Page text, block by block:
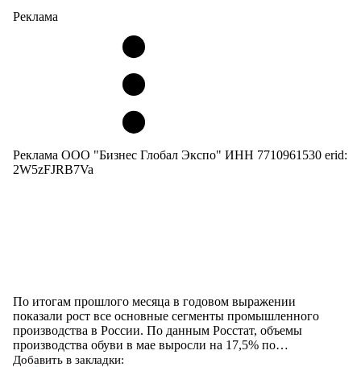
Реклама
Реклама ООО "Бизнес Глобал Экспо" ИНН 7710961530 erid:
2W5zFJRB7Va
По итогам прошлого месяца в годовом выражении
показали рост все основные сегменты промышленного
производства в России. По данным Росстат, объемы
производства обуви в мае выросли на 17,5% по…
Добавить в закладки: